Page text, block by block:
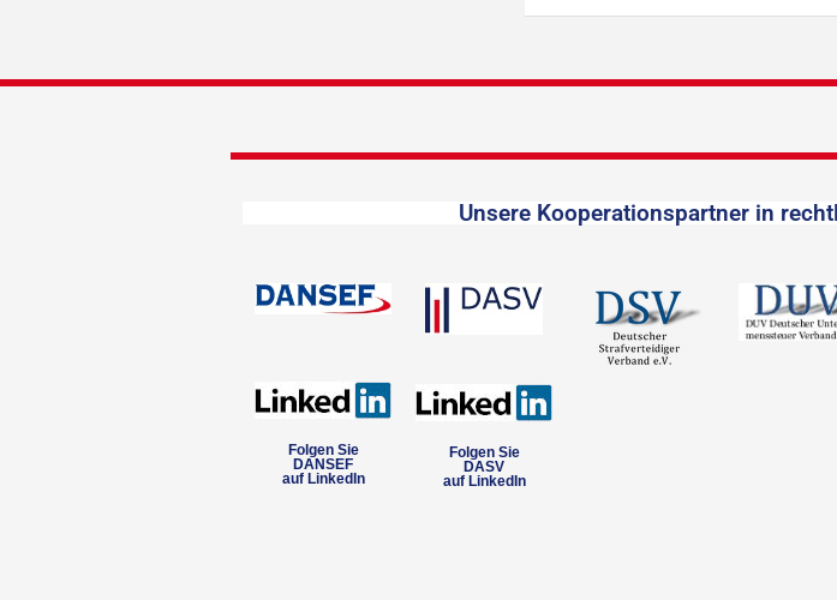
Unsere Kooperationspartner in
Folgen Sie
DANSEF
auf LinkedIn
Folgen Sie
DASV
auf LinkedIn